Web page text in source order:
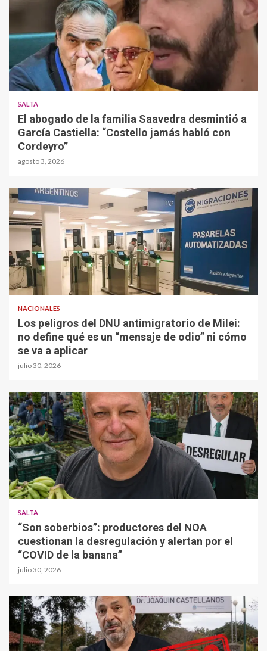
SALTA
El abogado de la familia Saavedra desmintió a
García Castiella: “Costello jamás habló con
Cordeyro”
agosto 3, 2026
NACIONALES
Los peligros del DNU antimigratorio de Milei:
no define qué es un “mensaje de odio” ni cómo
se va a aplicar
julio 30, 2026
SALTA
“Son soberbios”: productores del NOA
cuestionan la desregulación y alertan por el
“COVID de la banana”
julio 30, 2026